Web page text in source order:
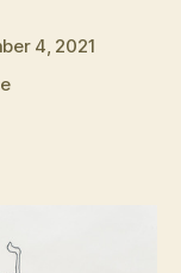
4, 2021
zu